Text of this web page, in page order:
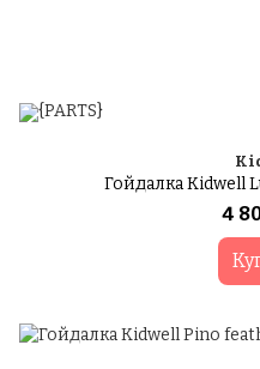
Гойдалка Kidwell
4